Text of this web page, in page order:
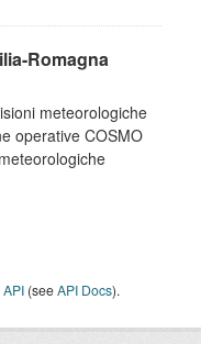
Romagna
meteorologiche
operative COSMO
API (seeAPI Docs).